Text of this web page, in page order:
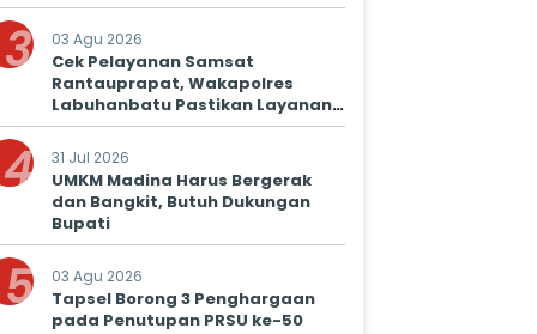
3 03 Agu 2026
Cek Pelayanan Samsat
Rantauprapat, Wakapolres
Labuhanbatu Pastikan Layanan
Prima untuk Masyarakat
4 31 Jul 2026
UMKM Madina Harus Bergerak
dan Bangkit, Butuh Dukungan
Bupati
5 03 Agu 2026
Tapsel Borong 3 Penghargaan
pada Penutupan PRSU ke-50